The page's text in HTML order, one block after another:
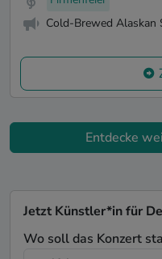
Cold-Brewed Alaskan
Entdecke
Jetzt Künstler*in für
Wo soll das Konzert